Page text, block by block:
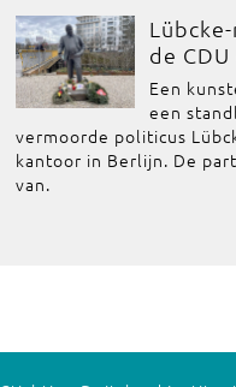
de
Een
een
vermoorde politicus
kantoor in Berlijn. De
van.